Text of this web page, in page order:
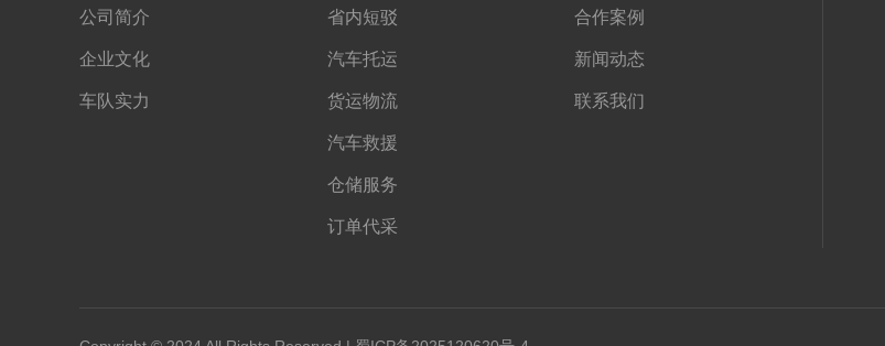
公司简介
企业文化
车队实力
省内短驳
汽车托运
货运物流
汽车救援
仓储服务
订单代采
合作案例
新闻动态
联系我们